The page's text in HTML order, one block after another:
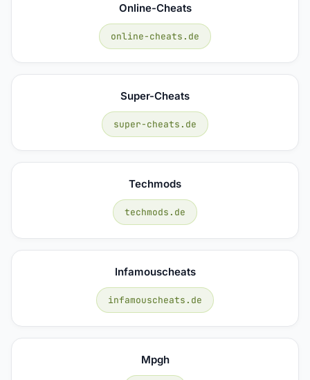
Online-Cheats
online-cheats.de
Super-Cheats
super-cheats.de
Techmods
techmods.de
Infamouscheats
infamouscheats.de
Mpgh